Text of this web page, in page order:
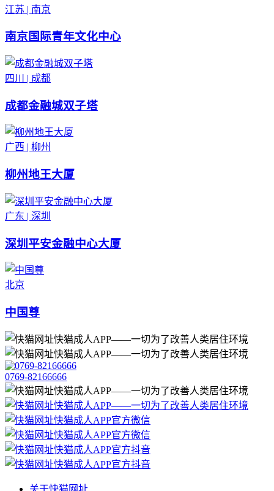
江苏 | 南京
南京国际青年文化中心
四川 | 成都
成都金融城双子塔
广西 | 柳州
柳州地王大厦
广东 | 深圳
深圳平安金融中心大厦
北京
中国尊
0769-82166666
关于快猫网址